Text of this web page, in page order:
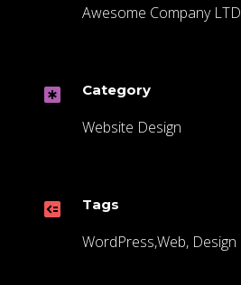
Awesome Company LTD
 Category
Website Design
 Tags
WordPress,Web, Design